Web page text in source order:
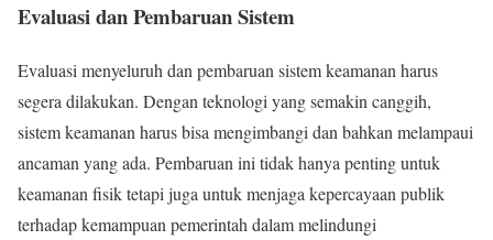
Evaluasi dan Pembaruan Sistem
Evaluasi menyeluruh dan pembaruan sistem keamanan harus
segera dilakukan. Dengan teknologi yang semakin canggih,
sistem keamanan harus bisa mengimbangi dan bahkan melampaui
ancaman yang ada. Pembaruan ini tidak hanya penting untuk
keamanan fisik tetapi juga untuk menjaga kepercayaan publik
terhadap kemampuan pemerintah dalam melindungi